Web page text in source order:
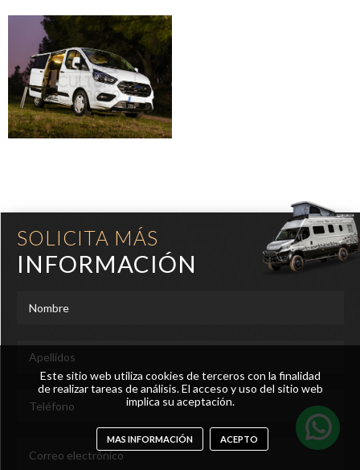
SOLICITA MÁS
INFORMACIÓN
Este sitio web utiliza cookies de terceros con la finalidad
de realizar tareas de análisis. El acceso y uso del sitio web
implica su aceptación.
MAS INFORMACIÓN ACEPTO